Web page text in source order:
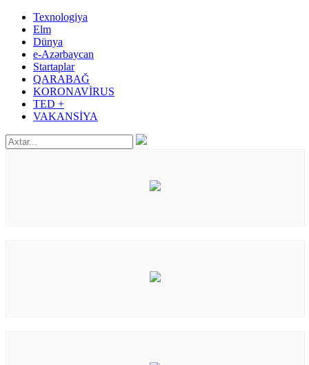
Texnologiya
Elm
Dünya
e-Azərbaycan
Startaplar
QARABAĞ
KORONAVİRUS
TED +
VAKANSİYA